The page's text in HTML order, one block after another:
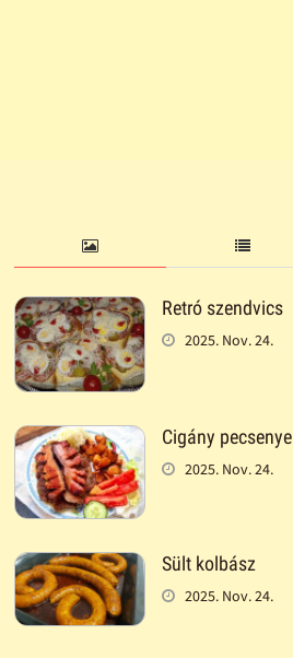
Retró szendvics
2025. Nov. 24.
Cigány pecsenye
2025. Nov. 24.
Sült kolbász
2025. Nov. 24.